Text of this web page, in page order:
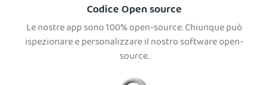
Codice Open source
Le nostre app sono 100% open-source. Chiunque può
ispezionare e personalizzare il nostro software open-
source.